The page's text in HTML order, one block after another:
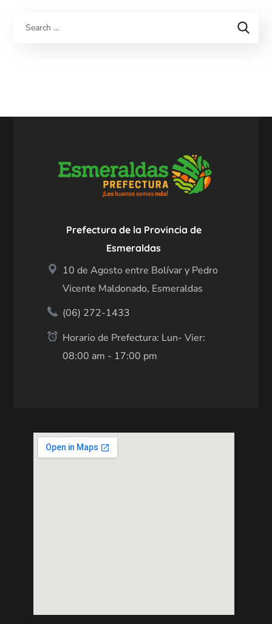
Prefectura de la Provincia de
Esmeraldas
10 de Agosto entre Bolívar y Pedro
Vicente Maldonado, Esmeraldas
(06) 272-1433
Horario de Prefectura: Lun- Vier:
08:00 am - 17:00 pm